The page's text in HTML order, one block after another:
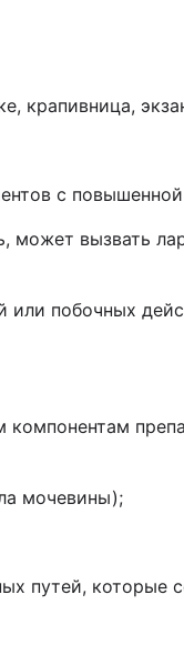
крапивница,
с
может вызвать
побочных
мочевины);
путей, которые